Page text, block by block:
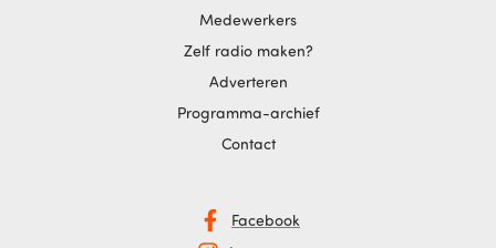
Medewerkers
Zelf radio maken?
Adverteren
Programma-archief
Contact
Facebook